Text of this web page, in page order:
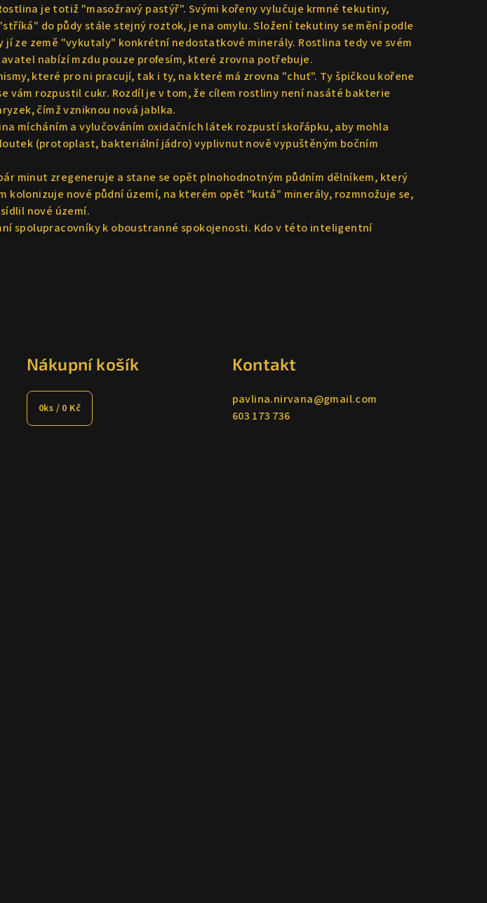
je totiž "masožravý pastýř". Svými kořeny vylučuje krmné tekutiny,
do půdy stále stejný roztok, je na omylu. Složení tekutiny se mění podle
ze země "vykutaly" konkrétní nedostatkové minerály. Rostlina tedy ve svém
nabízí mzdu pouze profesím, které zrovna potřebuje.
které pro ni pracují, tak i ty, na které má zrovna "chuť". Ty špičkou kořene
vám rozpustil cukr. Rozdíl je v tom, že cílem rostliny není nasáté bakterie
čímž vzniknou nová jablka.
mícháním a vylučováním oxidačních látek rozpustí skořápku, aby mohla
(protoplast, bakteriální jádro) vyplivnut nově vypuštěným bočním
minut zregeneruje a stane se opět plnohodnotným půdním dělníkem, který
kolonizuje nové půdní území, na kterém opět "kutá" minerály, rozmnožuje se,
nové území.
spolupracovníky k oboustranné spokojenosti. Kdo v této inteligentní
Nákupní košík
0ks / 0 Kč
Kontakt
pavlina.nirvana@gmail.com
603 173 736